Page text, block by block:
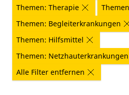
Themen: Therapie
Themen: Begleiterkrankungen
Themen: Hilfsmittel
Themen: Netzhauterkrankungen
Alle Filter entfernen